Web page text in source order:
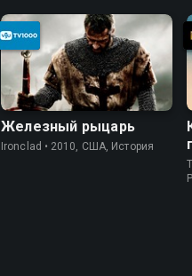
Железный рыцарь
Ironclad • 2010, США, История